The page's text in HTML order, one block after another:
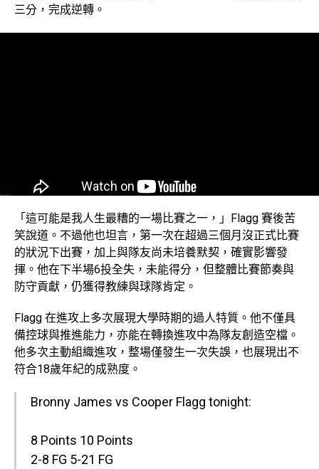
三分，完成逆轉。
「這可能是我人生最糟的一場比賽之一，」Flagg 賽後苦
笑說道。不過他也坦言，第一次在超過三個月沒正式比賽
的狀況下出賽，加上與隊友尚未培養默契，確實影響發
揮。他在下半場6投全失，未能得分，但整體比賽節奏與
防守貢獻，仍獲得教練與球隊肯定。
Flagg 在進攻上多次展現大學時期的過人特質。他不僅具
備控球與推進能力，亦能在轉換進攻中為隊友創造空檔。
他多次主動組織進攻，整場僅發生一次失誤，也展現出不
符合18歲年紀的成熟度。
Bronny James vs Cooper Flagg tonight:
8 Points 10 Points
2-8 FG 5-21 FG